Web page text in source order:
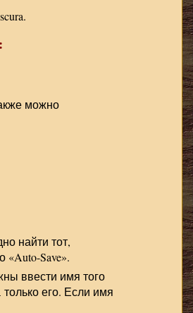
можно
найти тот,
Save».
ввести имя того
его. Если имя